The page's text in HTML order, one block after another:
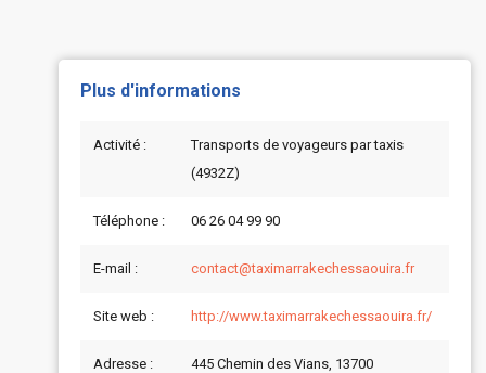
Plus d'informations
Activité :
Transports de voyageurs par taxis
(4932Z)
Téléphone : 06 26 04 99 90
E-mail : contact@taximarrakechessaouira.fr
Site web : http://www.taximarrakechessaouira.fr/
Adresse :
445 Chemin des Vians, 13700